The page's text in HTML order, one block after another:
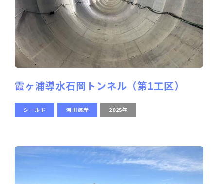
霞ヶ浦導水石岡トンネル（第1工区）
シールド 河川海岸 2025年